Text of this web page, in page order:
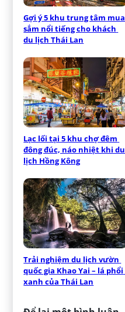
Gợi ý 5 khu trung tâm mua
sắm nổi tiếng cho khách
du lịch Thái Lan
Lạc lối tại 5 khu chợ đêm
đông đúc, náo nhiệt khi du
lịch Hồng Kông
Trải nghiệm du lịch vườn
quốc gia Khao Yai – lá phổi
xanh của Thái Lan